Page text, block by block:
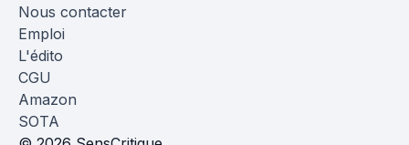
Nous contacter
Emploi
L'édito
CGU
Amazon
SOTA